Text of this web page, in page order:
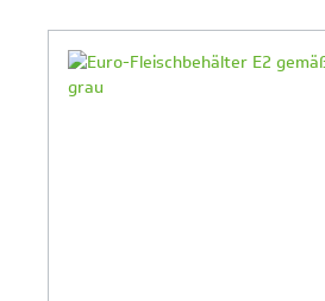
Ihr Produktvergleich ist